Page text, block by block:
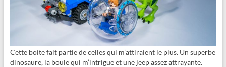
Cette boite fait partie de celles qui m’attiraient le plus. Un superbe
dinosaure, la boule qui m’intrigue et une jeep assez attrayante.